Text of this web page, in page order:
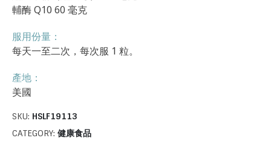
輔酶 Q10 60 毫克
服用份量：
每天一至二次，每次服 1 粒。
產地：
美國
SKU: HSLF19113
CATEGORY: 健康食品